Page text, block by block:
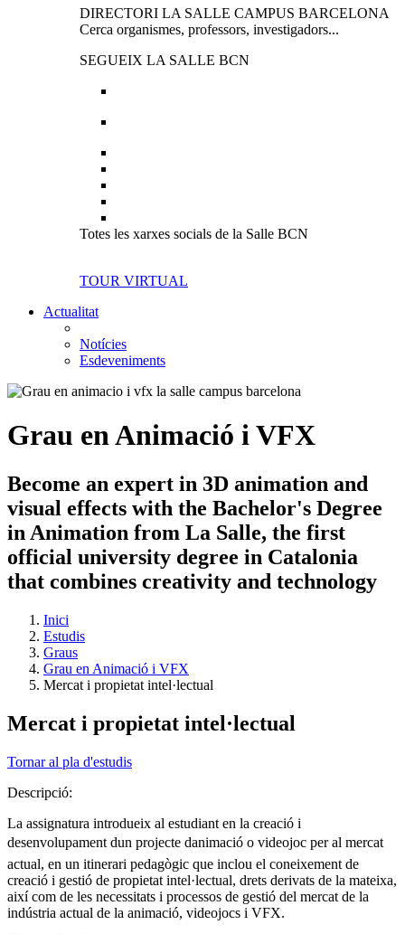
DIRECTORI LA SALLE CAMPUS BARCELONA
Cerca organismes, professors, investigadors...
SEGUEIX LA SALLE BCN
Totes les xarxes socials de la Salle BCN
TOUR VIRTUAL
Actualitat
Notícies
Esdeveniments
Grau en Animació i VFX
Become an expert in 3D animation and
visual effects with the Bachelor's Degree
in Animation from La Salle, the first
official university degree in Catalonia
that combines creativity and technology
Inici
Estudis
Graus
Grau en Animació i VFX
Mercat i propietat intel·lectual
Mercat i propietat intel·lectual
Tornar al pla d'estudis
Descripció:
La assignatura introdueix al estudiant en la creació i
desenvolupament dun projecte danimació o videojoc per al mercat
actual, en un itinerari pedagògic que inclou el coneixement de
creació i gestió de propietat intel·lectual, drets derivats de la mateixa,
així com de les necessitats i processos de gestió del mercat de la
indústria actual de la animació, videojocs i VFX.